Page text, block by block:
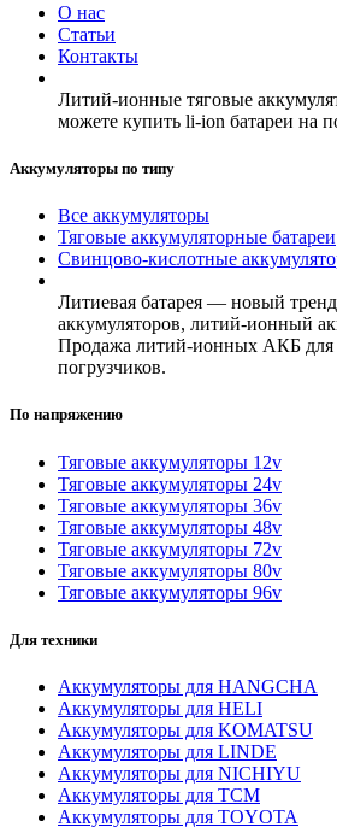
О нас
Статьи
Контакты
Литий-ионные тяговые
можете купить li-ion батареи на
Аккумуляторы по типу
Все аккумуляторы
Тяговые аккумуляторные батареи
Свинцово-кислотные
Литиевая батарея — новый
аккумуляторов, литий-ионный
Продажа литий-ионных АКБ
погрузчиков.
По напряжению
Тяговые аккумуляторы 12v
Тяговые аккумуляторы 24v
Тяговые аккумуляторы 36v
Тяговые аккумуляторы 48v
Тяговые аккумуляторы 72v
Тяговые аккумуляторы 80v
Тяговые аккумуляторы 96v
Для техники
Аккумуляторы для HANGCHA
Аккумуляторы для HELI
Аккумуляторы для KOMATSU
Аккумуляторы для LINDE
Аккумуляторы для NICHIYU
Аккумуляторы для TCM
Аккумуляторы для TOYOTA